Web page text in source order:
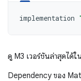
implementation
ดู M3 เวอร์ชันล่าสุดได้ใ
Dependency ของ